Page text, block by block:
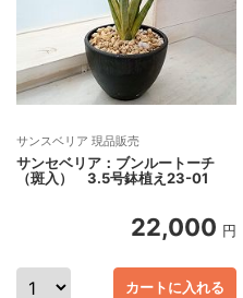
サンスベリア 現品販売
サンセベリア：ブンルートーチ
（斑入） 3.5号鉢植え23-01
22,000 円
カートに入れる